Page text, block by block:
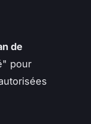
de
pour